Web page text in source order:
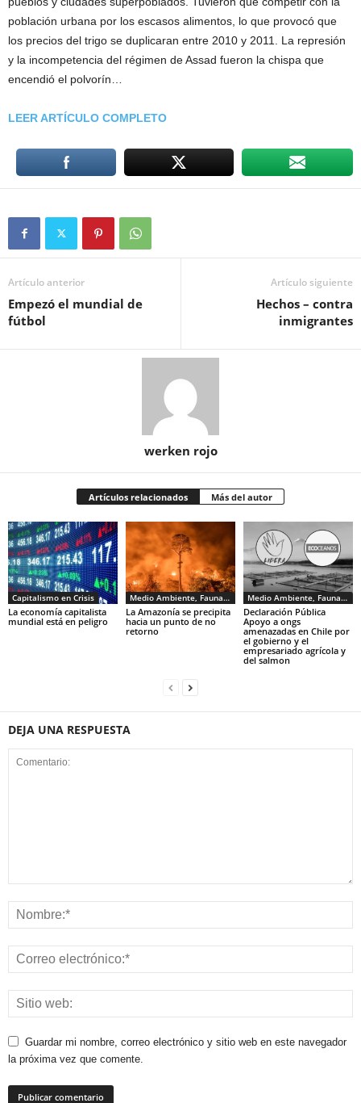
población urbana por los escasos alimentos, lo que provocó que
los precios del trigo se duplicaran entre 2010 y 2011. La represión
y la incompetencia del régimen de Assad fueron la chispa que
encendió el polvorín…
LEER ARTÍCULO COMPLETO
Artículo anterior
Empezó el mundial de
fútbol
Artículo siguiente
Hechos – contra
inmigrantes
werken rojo
Artículos relacionados Más del autor
Capitalismo en Crisis
La economía capitalista
mundial está en peligro
Medio Ambiente, Fauna y Sociedad
La Amazonía se precipita
hacia un punto de no
retorno
Medio Ambiente, Fauna y Sociedad
Declaración Pública
Apoyo a ongs
amenazadas en Chile por
el gobierno y el
empresariado agrícola y
del salmon
DEJA UNA RESPUESTA
Guardar mi nombre, correo electrónico y sitio web en este navegador
la próxima vez que comente.